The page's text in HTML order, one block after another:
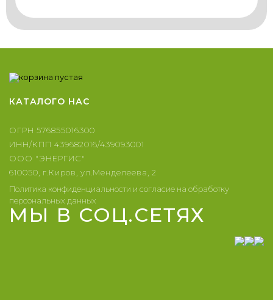
КАТАЛОГО НАС
ОГРН 576855016300
ИНН/КПП 439682016/439093001
ООО "ЭНЕРГИС"
610050, г.Киров, ул.Менделеева, 2
Политика конфиденциальности и согласие на обработку
персональных данных
МЫ В СОЦ.СЕТЯХ